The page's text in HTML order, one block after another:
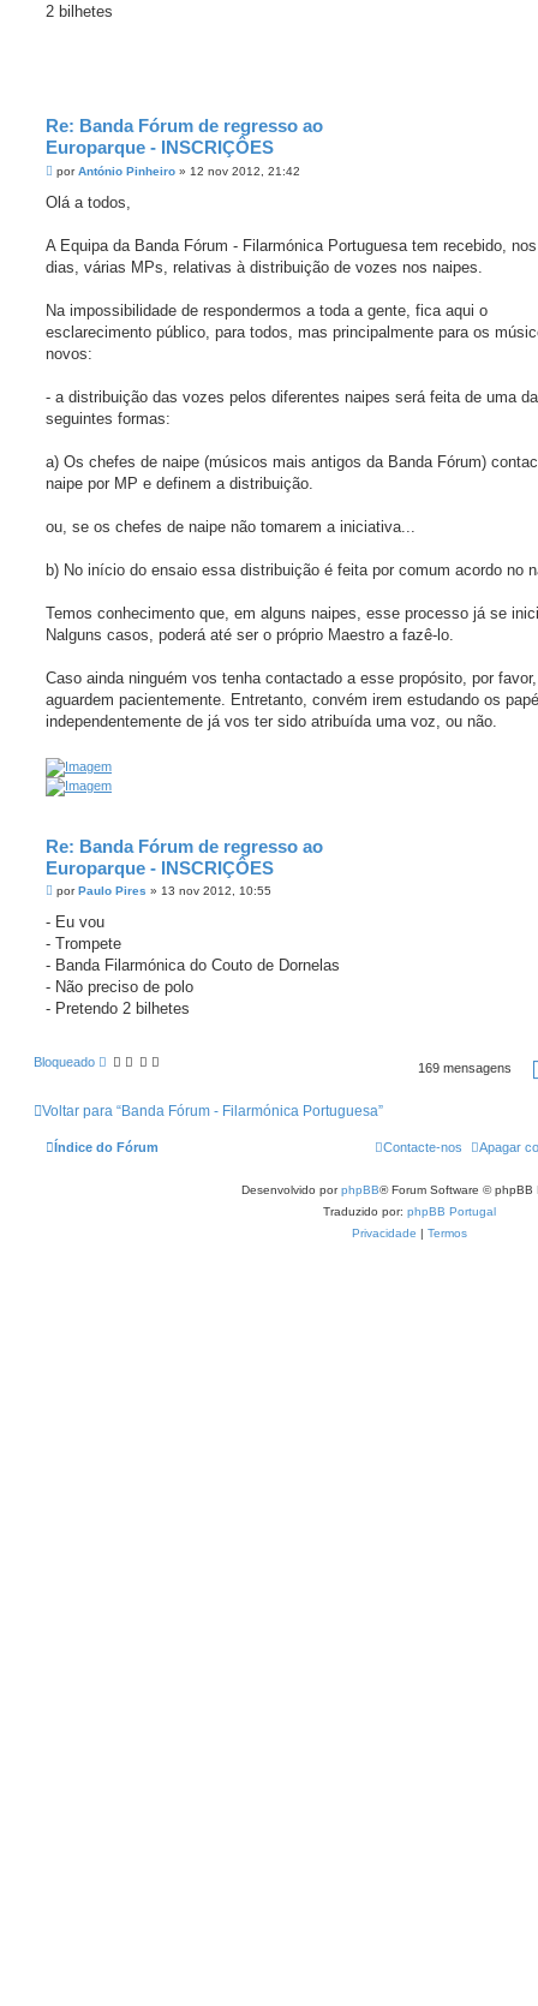
2 bilhetes
Re: Banda Fórum de regresso ao
Europarque - INSCRIÇÔES
M
n
g
m
porAntónio Pinheiro » 12 nov 2012, 21:42
Olá a todos,
A Equipa da Banda Fórum - Filarmónica Portuguesa tem recebido,
dias, várias MPs, relativas à distribuição de vozes nos naipes.
Na impossibilidade de respondermos a toda a gente, fica aqui o
esclarecimento público, para todos, mas principalmente para os
novos:
- a distribuição das vozes pelos diferentes naipes será feita de uma
seguintes formas:
a) Os chefes de naipe (músicos mais antigos da Banda Fórum)
naipe por MP e definem a distribuição.
ou, se os chefes de naipe não tomarem a iniciativa...
b) No início do ensaio essa distribuição é feita por comum acordo no
Temos conhecimento que, em alguns naipes, esse processo já se
Nalguns casos, poderá até ser o próprio Maestro a fazê-lo.
Caso ainda ninguém vos tenha contactado a esse propósito, por favor,
aguardem pacientemente. Entretanto, convém irem estudando os
independentemente de já vos ter sido atribuída uma voz, ou não.
Re: Banda Fórum de regresso ao
Europarque - INSCRIÇÔES
M
n
g
m
porPaulo Pires » 13 nov 2012, 10:55
- Eu vou
- Trompete
- Banda Filarmónica do Couto de Dornelas
- Não preciso de polo
- Pretendo 2 bilhetes
Bloqueado 169 mensagens
Voltar para “Banda Fórum - Filarmónica Portuguesa”
Índice do Fórum Apagar
Contacte-nos
Desenvolvido porphpBB® Forum Software © phpBB
Traduzido por: phpBB Portugal
Privacidade | Termos